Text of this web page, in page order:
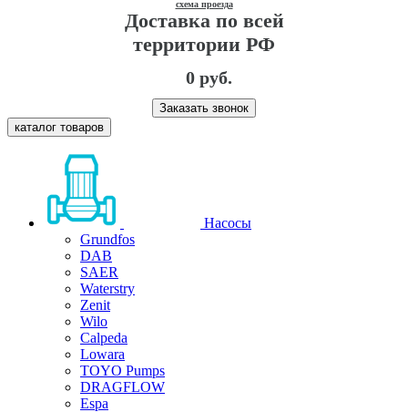
схема проезда
Доставка по всей
территории РФ
0 руб.
Заказать звонок
каталог товаров
Насосы
Grundfos
DAB
SAER
Waterstry
Zenit
Wilo
Calpeda
Lowara
TOYO Pumps
DRAGFLOW
Espa